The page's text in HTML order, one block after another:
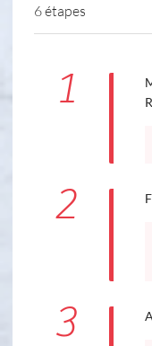
6 étapes
1
2
3